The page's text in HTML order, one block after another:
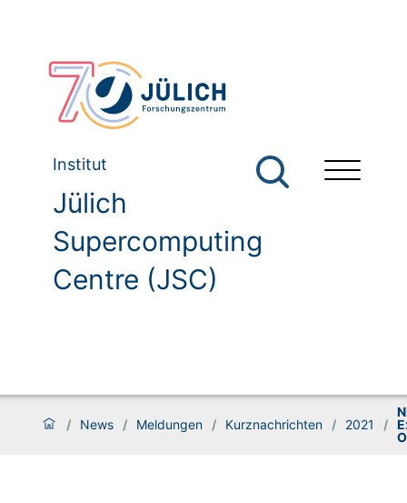
Institut
Jülich
Supercomputing
Centre (JSC)
/ News / Meldungen / Kurznachrichten / 2021 /